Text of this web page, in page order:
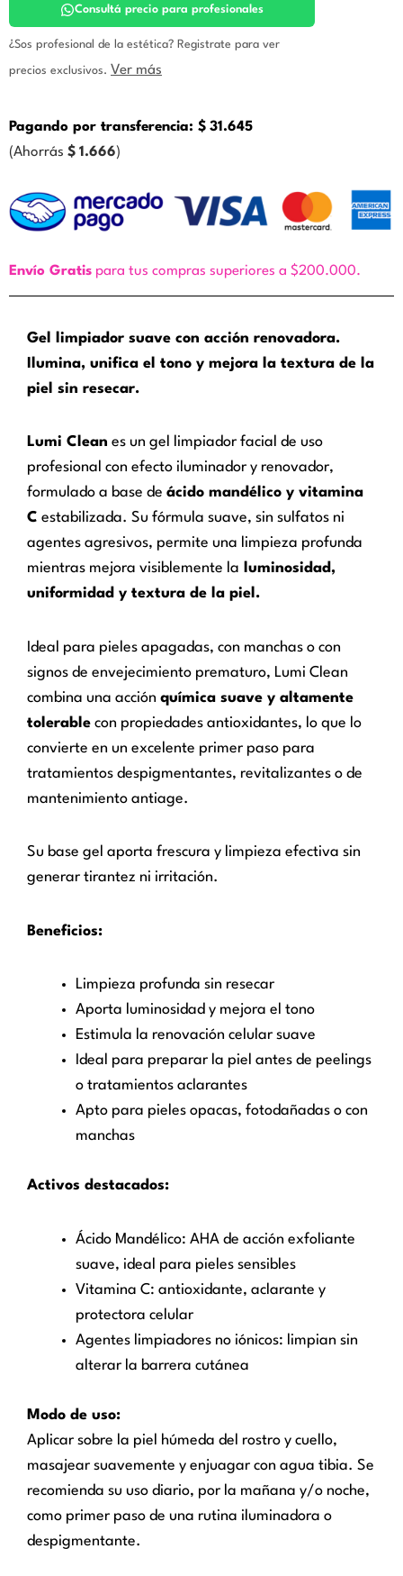
Limpiador
Iluminador.
Prodermic
cantidad
Consultá precio para profesionales
¿Sos profesional de la estética? Registrate para ver
precios exclusivos. Ver más
Pagando por transferencia: $ 31.645
(Ahorrás $ 1.666)
Envío Gratis para tus compras superiores a $200.000.
Gel limpiador suave con acción renovadora.
Ilumina, unifica el tono y mejora la textura de la
piel sin resecar.
Lumi Clean es un gel limpiador facial de uso
profesional con efecto iluminador y renovador,
formulado a base de ácido mandélico y vitamina
C estabilizada. Su fórmula suave, sin sulfatos ni
agentes agresivos, permite una limpieza profunda
mientras mejora visiblemente la luminosidad,
uniformidad y textura de la piel.
Ideal para pieles apagadas, con manchas o con
signos de envejecimiento prematuro, Lumi Clean
combina una acción química suave y altamente
tolerable con propiedades antioxidantes, lo que lo
convierte en un excelente primer paso para
tratamientos despigmentantes, revitalizantes o de
mantenimiento antiage.
Su base gel aporta frescura y limpieza efectiva sin
generar tirantez ni irritación.
Beneficios:
Limpieza profunda sin resecar
Aporta luminosidad y mejora el tono
Estimula la renovación celular suave
Ideal para preparar la piel antes de peelings
o tratamientos aclarantes
Apto para pieles opacas, fotodañadas o con
manchas
Activos destacados:
Ácido Mandélico: AHA de acción exfoliante
suave, ideal para pieles sensibles
Vitamina C: antioxidante, aclarante y
protectora celular
Agentes limpiadores no iónicos: limpian sin
alterar la barrera cutánea
Modo de uso:
Aplicar sobre la piel húmeda del rostro y cuello,
masajear suavemente y enjuagar con agua tibia. Se
recomienda su uso diario, por la mañana y/o noche,
como primer paso de una rutina iluminadora o
despigmentante.